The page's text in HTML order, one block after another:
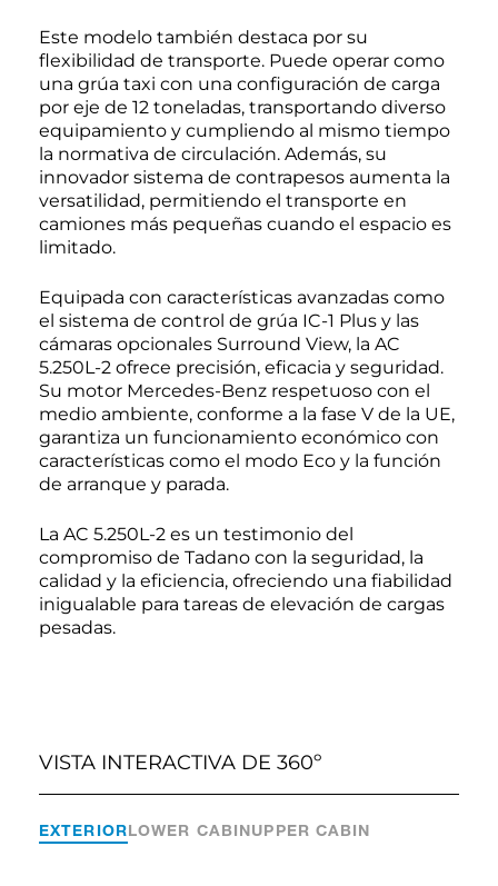
Este modelo también destaca por su
flexibilidad de transporte. Puede operar como
una grúa taxi con una configuración de carga
por eje de 12 toneladas, transportando diverso
equipamiento y cumpliendo al mismo tiempo
la normativa de circulación. Además, su
innovador sistema de contrapesos aumenta la
versatilidad, permitiendo el transporte en
camiones más pequeñas cuando el espacio es
limitado.
Equipada con características avanzadas como
el sistema de control de grúa IC-1 Plus y las
cámaras opcionales Surround View, la AC
5.250L-2 ofrece precisión, eficacia y seguridad.
Su motor Mercedes-Benz respetuoso con el
medio ambiente, conforme a la fase V de la UE,
garantiza un funcionamiento económico con
características como el modo Eco y la función
de arranque y parada.
La AC 5.250L-2 es un testimonio del
compromiso de Tadano con la seguridad, la
calidad y la eficiencia, ofreciendo una fiabilidad
inigualable para tareas de elevación de cargas
pesadas.
VISTA INTERACTIVA DE 360º
EXTERIORLOWER CABINUPPER CABIN